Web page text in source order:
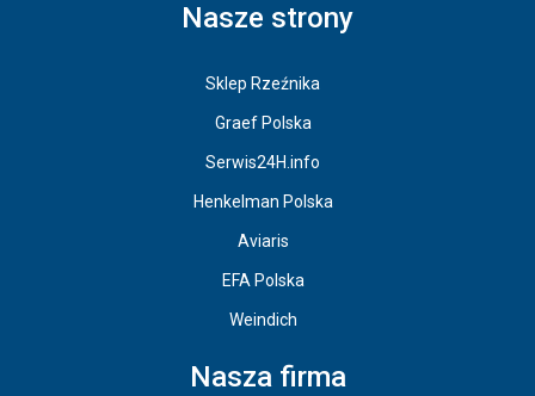
Nasze strony
Sklep Rzeźnika
Graef Polska
Serwis24H.info
Henkelman Polska
Aviaris
EFA Polska
Weindich
Nasza firma